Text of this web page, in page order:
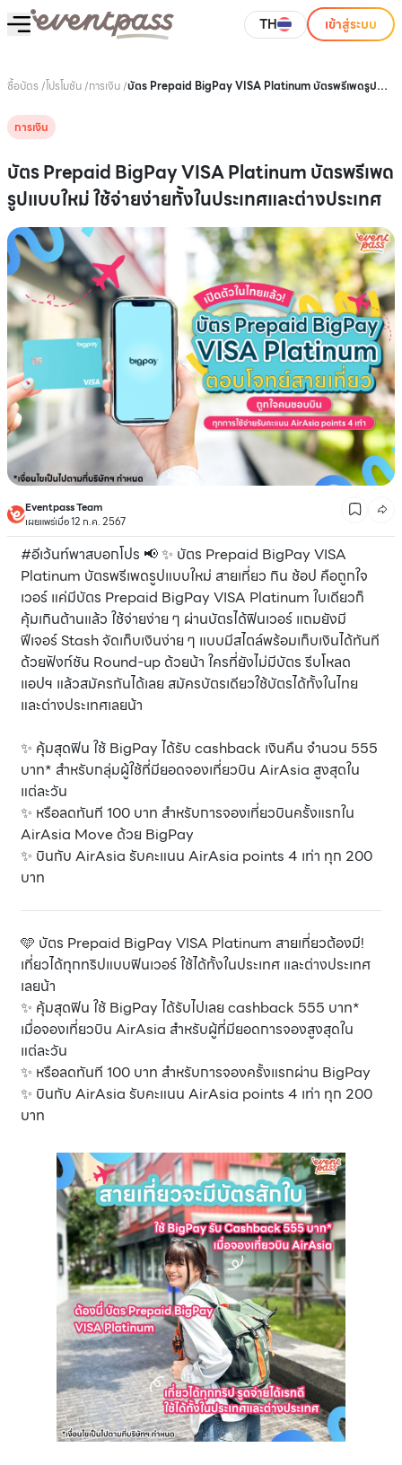
TH เข้าสู่ระบบ
ซื้อบัตร /โปรโมชัน/การเงิน/บัตร Prepaid BigPay VISA Platinum บัตรพรีเพดรูป
การเงิน
บัตร Prepaid BigPay VISA Platinum บัตรพรีเพด
รูปแบบใหม่ ใช้จ่ายง่ายทั้งในประเทศและต่างประเทศ
Eventpass Team
เผยแพร่เมื่อ 12 ก.ค. 2567
#อีเว้นท์พาสบอกโปร 📢 ✨ บัตร Prepaid BigPay VISA
Platinum บัตรพรีเพดรูปแบบใหม่ สายเที่ยว กิน ช้อป คือถูกใจ
เวอร์ แค่มีบัตร Prepaid BigPay VISA Platinum ใบเดียวก็
คุ้มเกินต้านแล้ว ใช้จ่ายง่าย ๆ ผ่านบัตรได้ฟินเวอร์ แถมยังมี
ฟีเจอร์ Stash จัดเก็บเงินง่าย ๆ แบบมีสไตล์พร้อมเก็บเงินได้ทันที
ด้วยฟังก์ชัน Round-up ด้วยน้า ใครที่ยังไม่มีบัตร รีบโหลด
แอปฯ แล้วสมัครกันได้เลย สมัครบัตรเดียวใช้บัตรได้ทั้งในไทย
และต่างประเทศเลยน้า
✨ คุ้มสุดฟิน ใช้ BigPay ได้รับ cashback เงินคืน จำนวน 555
บาท* สำหรับกลุ่มผู้ใช้ที่มียอดจองเที่ยวบิน AirAsia สูงสุดใน
แต่ละวัน
✨ หรือลดทันที 100 บาท สำหรับการจองเที่ยวบินครั้งแรกใน
AirAsia Move ด้วย BigPay
✨ บินกับ AirAsia รับคะแนน AirAsia points 4 เท่า ทุก 200
บาท
🩵 บัตร Prepaid BigPay VISA Platinum สายเที่ยวต้องมี!
เที่ยวได้ทุกทริปแบบฟินเวอร์ ใช้ได้ทั้งในประเทศ และต่างประเทศ
เลยน้า
✨ คุ้มสุดฟิน ใช้ BigPay ได้รับไปเลย cashback 555 บาท*
เมื่อจองเที่ยวบิน AirAsia สำหรับผู้ที่มียอดการจองสูงสุดใน
แต่ละวัน
✨ หรือลดทันที 100 บาท สำหรับการจองครั้งแรกผ่าน BigPay
✨ บินกับ AirAsia รับคะแนน AirAsia points 4 เท่า ทุก 200
บาท